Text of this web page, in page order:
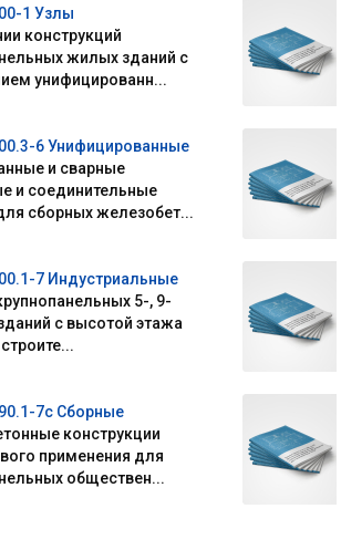
1 Узлы
конструкций
жилых зданий с
унифицированн...
6 Унифицированные
и сварные
и соединительные
сборных железобет...
7 Индустриальные
5-, 9-
с высотой этажа
7с Сборные
конструкции
применения для
обществен...